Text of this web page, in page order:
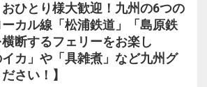
おひとり様大歓迎！九州の6つの
カル線「松浦鉄道」「島原鉄
断するフェリーをお楽し
カ」や「具雑煮」など九州グ
さい！】